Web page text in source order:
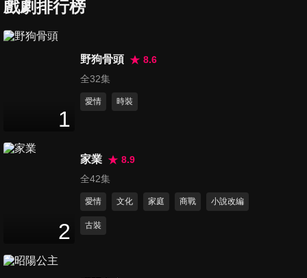
第9集
戲劇排行榜
1
野狗骨頭
8.6
全32集
愛情 時裝
2
家業
8.9
全42集
愛情 文化 家庭 商戰 小說改編
古裝